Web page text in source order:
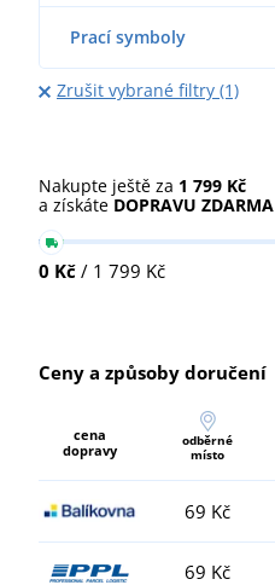
Prací symboly
Zrušit vybrané filtry (1)
Nakupte ještě za 1 799 Kč
a získáte DOPRAVU ZDARMA
0 Kč / 1 799 Kč
Ceny a způsoby doručení
cena
dopravy
odběrné
místo
69 Kč
69 Kč